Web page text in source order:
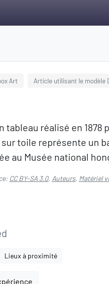
Art Article utilisant le modèle
tableau réalisé en 1878
toile représente un
au Musée national
CC BY-SA 3.0, Auteurs, Matériel
Lieux à proximité